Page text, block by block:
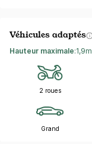
Véhicules adaptés
Hauteur maximale:1,9m
2 roues
Grand